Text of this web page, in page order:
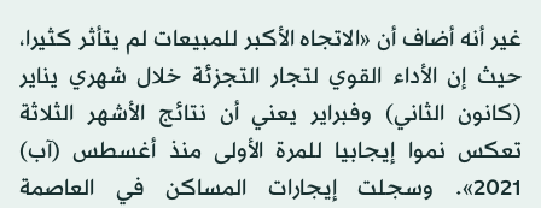
غير أنه أضاف أن «الاتجاه الأكبر للمبيعات لم يتأثر كثيرا،
حيث إن الأداء القوي لتجار التجزئة خلال شهري يناير
(كانون الثاني) وفبراير يعني أن نتائج الأشهر الثلاثة
تعكس نموا إيجابيا للمرة الأولى منذ أغسطس (آب)
2021». وسجلت إيجارات المساكن في العاصمة